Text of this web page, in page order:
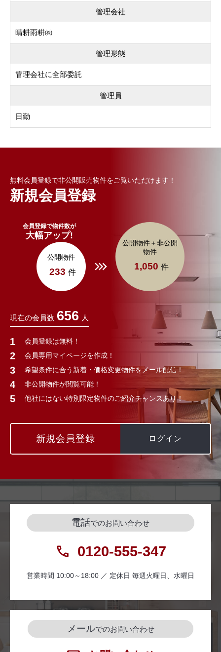
管理会社
晴耕雨耕㈱
管理形態
管理会社に全部委託
管理員
日勤
無料会員登録で非公開販売物件をご覧いただけます！
新規会員登録
会員登録で物件数が
大幅アップ!
公開物件
233 件
公開物件＋非公開
物件
1,050 件
現在の会員数 656 人
会員登録は無料！
会員専用マイページを作成！
希望条件に合う新着・価格変更物件をメール配信！
非公開物件が閲覧可能！
他社にはない特別限定物件のご紹介チャンスあり！
新規会員登録 ログイン
電話でのお問い合わせ
0120-555-347
営業時間 10:00～18:00 ／ 定休日 毎週火曜日、水曜日
メールでのお問い合わせ